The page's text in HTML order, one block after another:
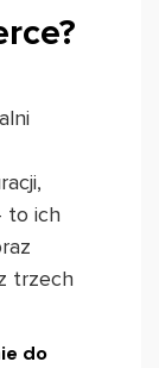
to ich
trzech
do